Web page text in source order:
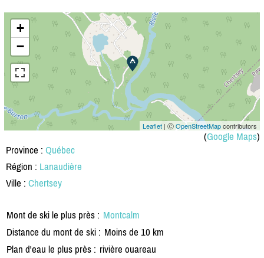
+
−
Leaflet | ⒸOpenStreetMapcontributors
(Google Maps)
Province : Québec
Région : Lanaudière
Ville : Chertsey
Mont de ski le plus près : Montcalm
Distance du mont de ski : Moins de 10 km
Plan d'eau le plus près : rivière ouareau